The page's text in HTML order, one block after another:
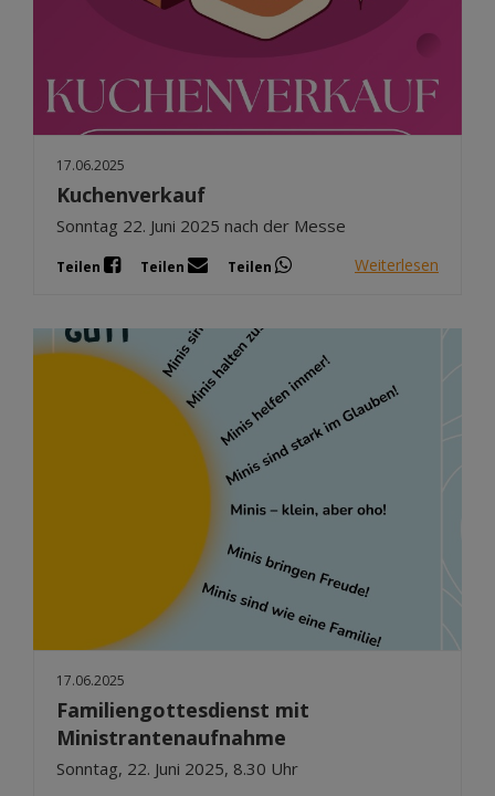
17.06.2025
Kuchenverkauf
Sonntag 22. Juni 2025 nach der Messe
Teilen Teilen Teilen Weiterlesen
17.06.2025
Familiengottesdienst mit
Ministrantenaufnahme
Sonntag, 22. Juni 2025, 8.30 Uhr